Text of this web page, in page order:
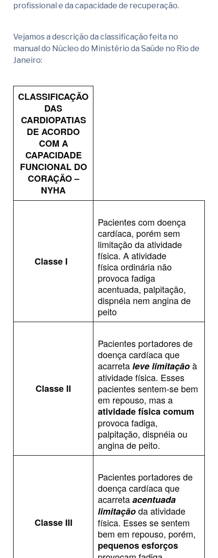
profissional e da capacidade de recuperação.
Vejamos a descrição da classificação feita no
manual do Núcleo do Ministério da Saúde no Rio de
Janeiro:
CLASSIFICAÇÃO
DAS
CARDIOPATIAS
DE ACORDO
COM A
CAPACIDADE
FUNCIONAL DO
CORAÇÃO –
NYHA
Classe I
Pacientes com doença
cardíaca, porém sem
limitação da atividade
física. A atividade
física ordinária não
provoca fadiga
acentuada, palpitação,
dispnéia nem angina de
peito
Classe II
Pacientes portadores de
doença cardíaca que
acarretaleve limitaçãoà
atividade física. Esses
pacientes sentem-se bem
em repouso, mas a
atividade física comum
provoca fadiga,
palpitação, dispnéia ou
angina de peito.
Classe III
Pacientes portadores de
doença cardíaca que
acarretaacentuada
limitaçãoda atividade
física. Esses se sentem
bem em repouso, porém,
pequenos esforços